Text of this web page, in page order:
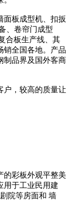
面板成型机、扣扳
、卷帘门成型
合板生产线、其
销全国各地。产品
制品界及国外客商
户，较高的质量让
的彩板外观平整美
用于工业民用建
院等房面和 墙